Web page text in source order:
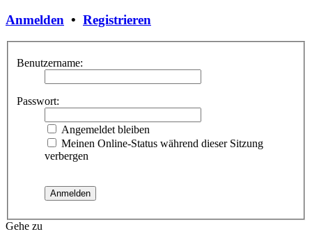
Anmelden • Registrieren
Benutzername:
Passwort:
Angemeldet bleiben
Meinen Online-Status während dieser Sitzung
verbergen
Gehe zu